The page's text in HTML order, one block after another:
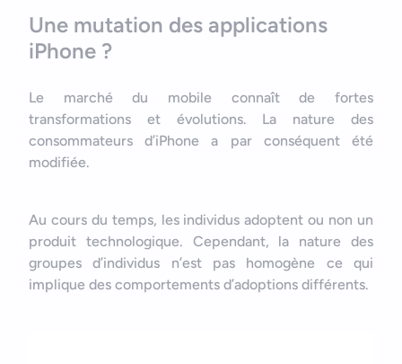
Une mutation des applications
iPhone ?
Le marché du mobile connaît de fortes
transformations et évolutions. La nature des
consommateurs d’iPhone a par conséquent été
modifiée.
Au cours du temps, les individus adoptent ou non un
produit technologique. Cependant, la nature des
groupes d’individus n’est pas homogène ce qui
implique des comportements d’adoptions différents.